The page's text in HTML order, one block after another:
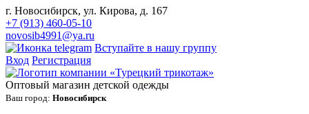
г. Новосибирск, ул. Кирова, д. 167
+7 (913) 460-05-10
novosib4991@ya.ru
Вступайте в нашу группу
Вход Регистрация
Оптовый магазин детской одежды
Ваш город: Новосибирск